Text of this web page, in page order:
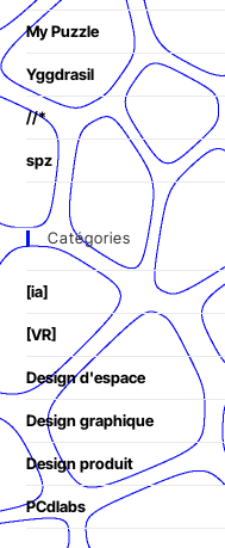
My Puzzle
Yggdrasil
//*
spz
Catégories
[ia]
[VR]
Design d'espace
Design graphique
Design produit
PCdlabs